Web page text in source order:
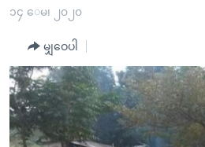
ပင်မ
ကျော်
ကြည့်
ရန်
ပင်မ
အစ္စရေး-ပါလက်စတိုင်း
အင်္ဂလိပ်စာလေ့လာမယ်
အမေရိကန်သုံးအီဒီယံ
မကြေးမုံရဲ့ အင်္ဂလိပ်စာ
ရုပ်ရှင်ထဲက အင်္ဂလိပ်စာ
အပတ်စဉ်ကဏ္ဍများ
ရေဒီယို
တီဗွီ
ရေဒီယိုနှင့်ရုပ်သံ အချက်အလက်များ
ရေဒီယို/တီဗွီအစီအစဉ်
၁၄ ေမ၊ ၂၀၂၀
မျှဝေပါ